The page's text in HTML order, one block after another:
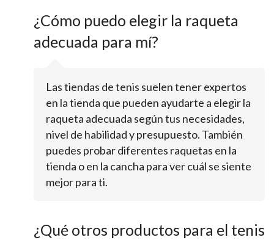
¿Cómo puedo elegir la raqueta
adecuada para mí?
Las tiendas de tenis suelen tener expertos
en la tienda que pueden ayudarte a elegir la
raqueta adecuada según tus necesidades,
nivel de habilidad y presupuesto. También
puedes probar diferentes raquetas en la
tienda o en la cancha para ver cuál se siente
mejor para ti.
¿Qué otros productos para el tenis